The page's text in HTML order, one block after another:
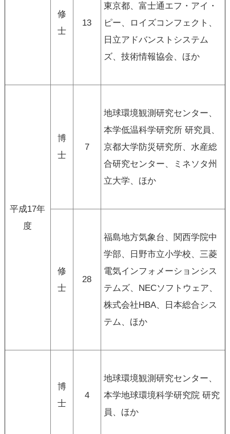
修
士
13
東京都、富士通エフ・アイ・
ピー、ロイズコンフェクト、
日立アドバンストシステム
ズ、技術情報協会、ほか
平成17年
度
博
士
7
地球環境観測研究センター、
本学低温科学研究所 研究員、
京都大学防災研究所、水産総
合研究センター、ミネソタ州
立大学、ほか
修
士
28
福島地方気象台、関西学院中
学部、日野市立小学校、三菱
電気インフォメーションシス
テムズ、NECソフトウェア、
株式会社HBA、日本総合シス
テム、ほか
博
士
4
地球環境観測研究センター、
本学地球環境科学研究院 研究
員、ほか